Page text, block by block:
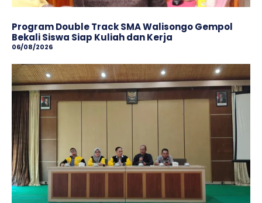
Program Double Track SMA Walisongo Gempol
Bekali Siswa Siap Kuliah dan Kerja
06/08/2026